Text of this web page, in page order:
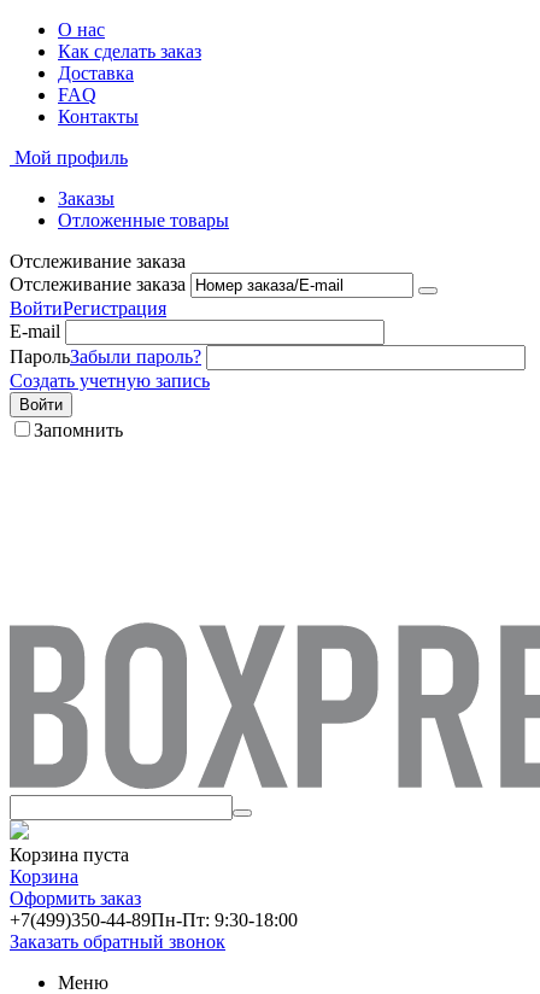
О нас
Как сделать заказ
Доставка
FAQ
Контакты
Мой профиль
Заказы
Отложенные товары
Отслеживание заказа
Отслеживание заказа
ВойтиРегистрация
E-mail
ПарольЗабыли пароль?
Создать учетную запись
Войти
Запомнить
Корзина пуста
Корзина
Оформить заказ
+7(499)350-44-89Пн-Пт: 9:30-18:00
Заказать обратный звонок
Меню